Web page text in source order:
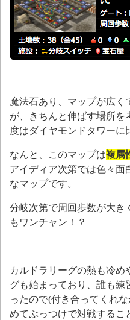
魔法石あり、マップが広く
が、きちんと伸ばす場所を
度はダイヤモンドタワーに
なんと、このマップは複属
アイディア次第では色々面
なマップです。
分岐次第で周回歩数が大き
もワンチャン！？
カルドラリーグの熱も冷め
グも始まっており、誰も練
ったので(付き合ってくれ
めてぶっつけで対戦するこ